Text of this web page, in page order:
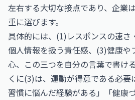
左右する大切な接点であり、企業
重に選びます。
具体的には、(1)レスポンスの速さ
個人情報を扱う責任感、(3)健康や
心、この三つを自分の言葉で書け
くに(3)は、運動が得意である必要
習慣に悩んだ経験がある」「健康